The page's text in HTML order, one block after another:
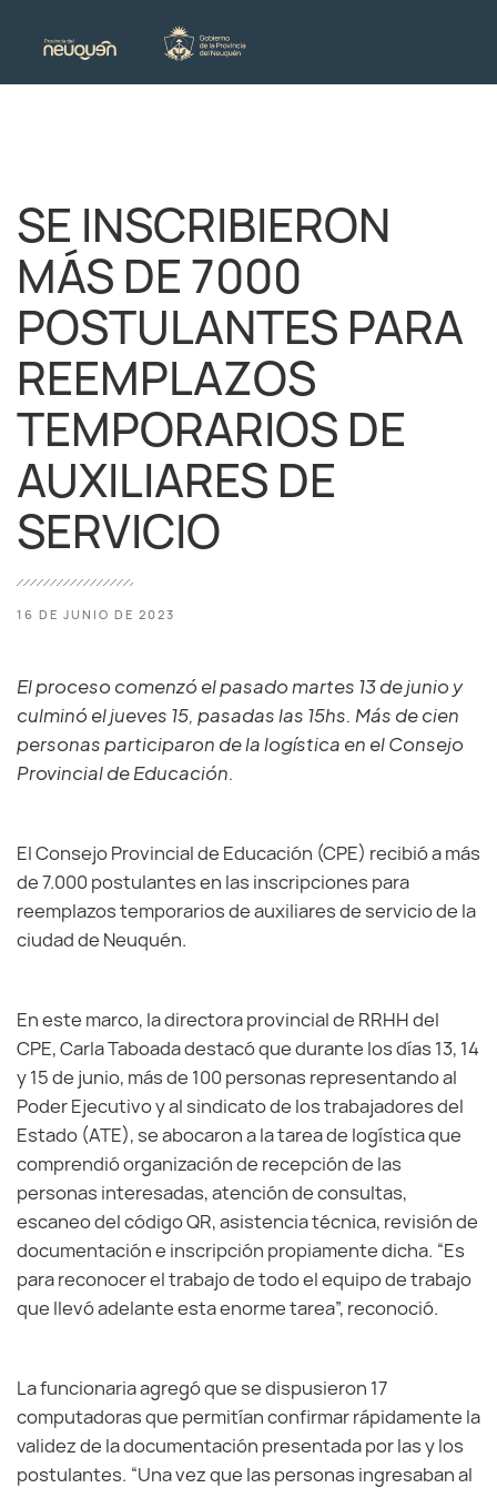
SE INSCRIBIERON
MÁS DE 7000
POSTULANTES PARA
REEMPLAZOS
TEMPORARIOS DE
AUXILIARES DE
SERVICIO
16 DE JUNIO DE 2023
El proceso comenzó el pasado martes 13 de junio y
culminó el jueves 15, pasadas las 15hs. Más de cien
personas participaron de la logística en el Consejo
Provincial de Educación.
El Consejo Provincial de Educación (CPE) recibió a más
de 7.000 postulantes en las inscripciones para
reemplazos temporarios de auxiliares de servicio de la
ciudad de Neuquén.
En este marco, la directora provincial de RRHH del
CPE, Carla Taboada destacó que durante los días 13, 14
y 15 de junio, más de 100 personas representando al
Poder Ejecutivo y al sindicato de los trabajadores del
Estado (ATE), se abocaron a la tarea de logística que
comprendió organización de recepción de las
personas interesadas, atención de consultas,
escaneo del código QR, asistencia técnica, revisión de
documentación e inscripción propiamente dicha. “Es
para reconocer el trabajo de todo el equipo de trabajo
que llevó adelante esta enorme tarea”, reconoció.
La funcionaria agregó que se dispusieron 17
computadoras que permitían confirmar rápidamente la
validez de la documentación presentada por las y los
postulantes. “Una vez que las personas ingresaban al